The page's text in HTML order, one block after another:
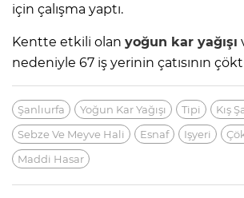
için çalışma yaptı.
Kentte etkili olan yoğun kar yağışı
nedeniyle 67 iş yerinin çatısının
Şanlıurfa Yoğun Kar Yağışı Tipi
Kış
Sebze Ve Meyve Hali
Esnaf Işyeri
Maddi Hasar